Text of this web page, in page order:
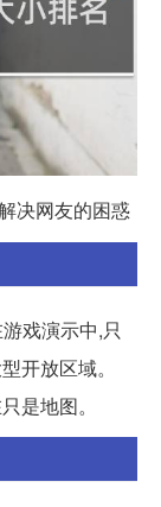
决网友的困惑
戏演示中,只
开放区域。
是地图。